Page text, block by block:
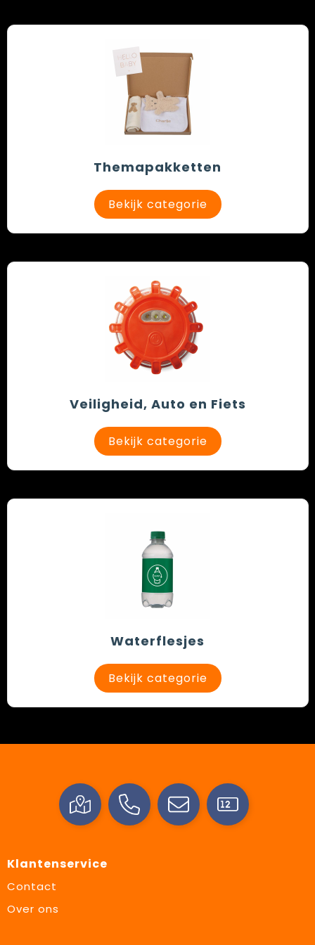
Themapakketten
Bekijk categorie
Veiligheid, Auto en Fiets
Bekijk categorie
Waterflesjes
Bekijk categorie
Klantenservice
Contact
Over ons